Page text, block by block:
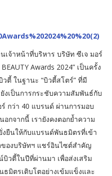
เจ้าหน้าที่บริหาร บริษัท ซีเจ มอร์
Awards 2024” เป็นครั้ง
ตี้ ในฐานะ “บิวตี้สโตร์” ที่มี
งเป็นการกระชับความสัมพันธ์กับ
กว่า 40 แบรนด์ ผ่านการมอบ
อกจากนี้ เรายังคงตอกย้ำความ
ยืนให้กับแบรนด์พันธมิตรที่เข้า
ของบริษัทฯ แชร์อินไซต์สำคัญ
วตี้ในปีที่ผ่านมา เพื่อส่งเสริม
มิตรเติบโตอย่างเข้มแข็งและ